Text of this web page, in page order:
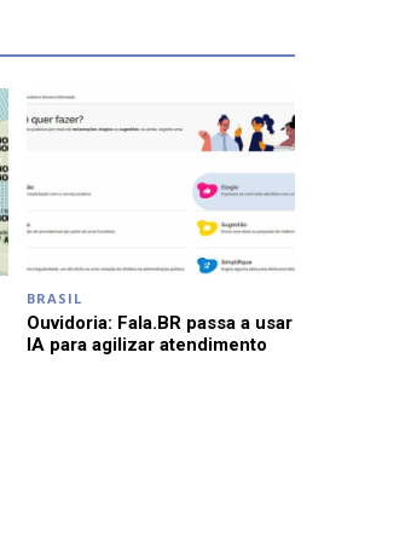
BRASIL
Ouvidoria: Fala.BR passa a usar
IA para agilizar atendimento